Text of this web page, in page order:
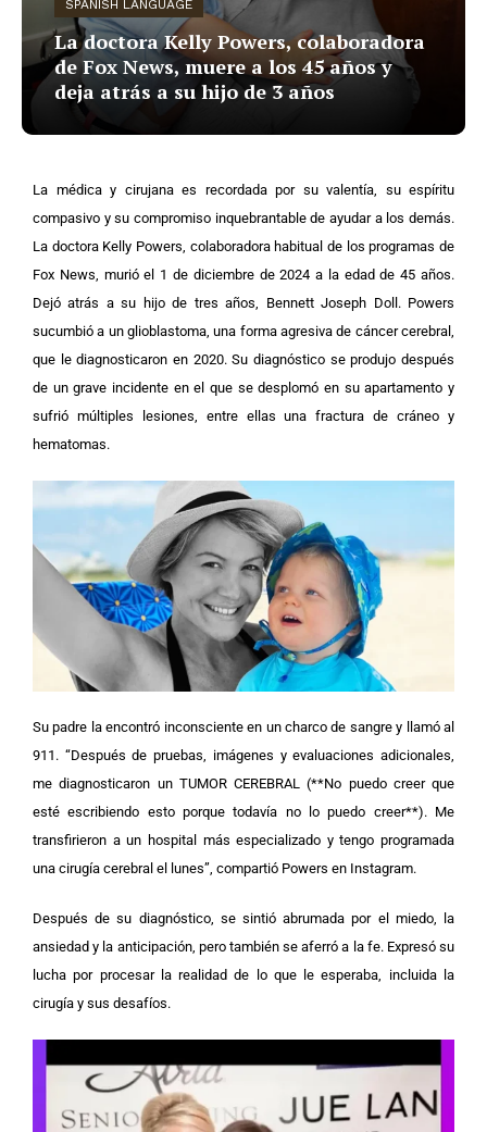
SPANISH LANGUAGE
La doctora Kelly Powers, colaboradora
de Fox News, muere a los 45 años y
deja atrás a su hijo de 3 años
La médica y cirujana es recordada por su valentía, su espíritu
compasivo y su compromiso inquebrantable de ayudar a los demás.
La doctora Kelly Powers, colaboradora habitual de los programas de
Fox News, murió el 1 de diciembre de 2024 a la edad de 45 años.
Dejó atrás a su hijo de tres años, Bennett Joseph Doll. Powers
sucumbió a un glioblastoma, una forma agresiva de cáncer cerebral,
que le diagnosticaron en 2020. Su diagnóstico se produjo después
de un grave incidente en el que se desplomó en su apartamento y
sufrió múltiples lesiones, entre ellas una fractura de cráneo y
hematomas.
Su padre la encontró inconsciente en un charco de sangre y llamó al
911. “Después de pruebas, imágenes y evaluaciones adicionales,
me diagnosticaron un TUMOR CEREBRAL (**No puedo creer que
esté escribiendo esto porque todavía no lo puedo creer**). Me
transfirieron a un hospital más especializado y tengo programada
una cirugía cerebral el lunes”, compartió Powers en Instagram.
Después de su diagnóstico, se sintió abrumada por el miedo, la
ansiedad y la anticipación, pero también se aferró a la fe. Expresó su
lucha por procesar la realidad de lo que le esperaba, incluida la
cirugía y sus desafíos.